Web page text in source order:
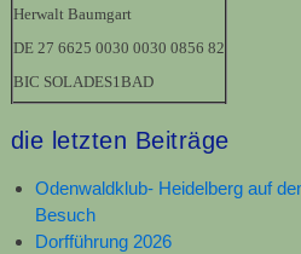
Herwalt Baumgart
DE 27 6625 0030 0030 0856 82
BIC SOLADES1BAD
die letzten Beiträge
Odenwaldklub- Heidelberg auf
Besuch
Dorfführung 2026